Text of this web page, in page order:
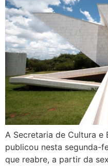
A Secretaria de Cultura e
publicou nesta segunda-
que reabre, a partir da